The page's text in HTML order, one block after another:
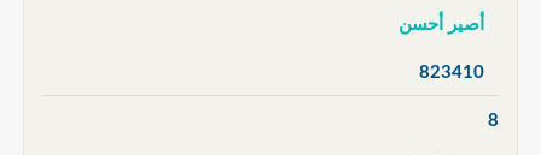
أصير أحسن
823410
8